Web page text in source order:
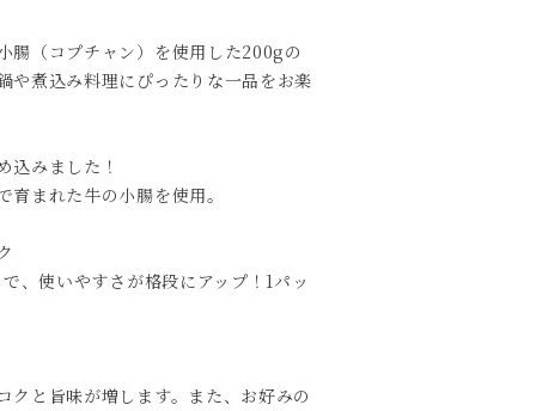
腸（コプチャン）を使用した200gの
や煮込み料理にぴったりな一品をお楽
みました！
まれた牛の小腸を使用。
、使いやすさが格段にアップ！1パッ
クと旨味が増します。また、お好みの